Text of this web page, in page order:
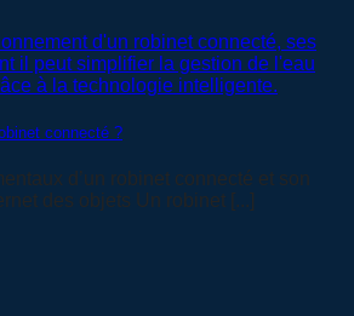
connecté ?
d’un robinet connecté et son
des objets Un robinet [...]